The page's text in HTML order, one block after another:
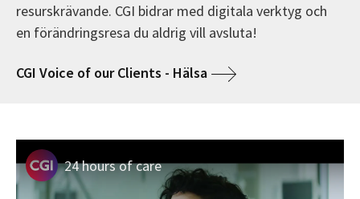
resurskrävande. CGI bidrar med digitala verktyg och
en förändringsresa du aldrig vill avsluta!
CGI Voice of our Clients - Hälsa
24 hours of care